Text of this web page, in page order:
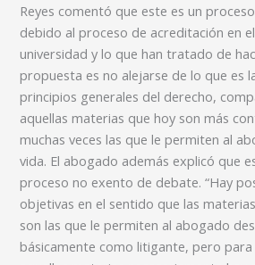
Reyes comentó que este es un
debido al proceso de acreditación en
universidad y lo que han tratado de
propuesta es no alejarse de lo que es
principios generales del derecho,
aquellas materias que hoy son más
muchas veces las que le permiten al
vida. El abogado además explicó que
proceso no exento de debate. “Hay
objetivas en el sentido que las
son las que le permiten al abogado
básicamente como litigante, pero